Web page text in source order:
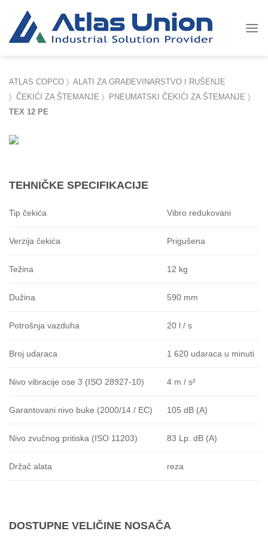
content
ATLAS COPCO 〉 ALATI ZA GRAĐEVINARSTVO I RUŠENJE
〉 ČEKIĆI ZA ŠTEMANJE 〉 PNEUMATSKI ČEKIĆI ZA ŠTEMANJE 〉
TEX 12 PE
TEHNIČKE SPECIFIKACIJE
Tip čekića Vibro redukovani
Verzija čekića Prigušena
Težina 12 kg
Dužina 590 mm
Potrošnja vazduha 20 l / s
Broj udaraca 1 620 udaraca u minuti
Nivo vibracije ose 3 (ISO 28927-10) 4 m / s²
Garantovani nivo buke (2000/14 / EC) 105 dB (A)
Nivo zvučnog pritiska (ISO 11203) 83 Lp. dB (A)
Držač alata reza
DOSTUPNE VELIČINE NOSAČA